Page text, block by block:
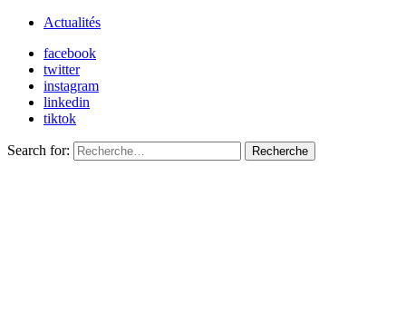
Actualités
facebook
twitter
instagram
linkedin
tiktok
Search for: Recherche